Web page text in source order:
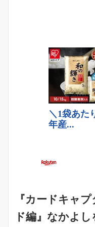
『カードキャ
ド編』なかよ